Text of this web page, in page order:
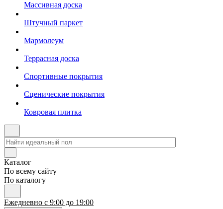
Массивная доска
Штучный паркет
Мармолеум
Террасная доска
Спортивные покрытия
Сценические покрытия
Ковровая плитка
Каталог
По всему сайту
По каталогу
Ежедневно с 9:00 до 19:00